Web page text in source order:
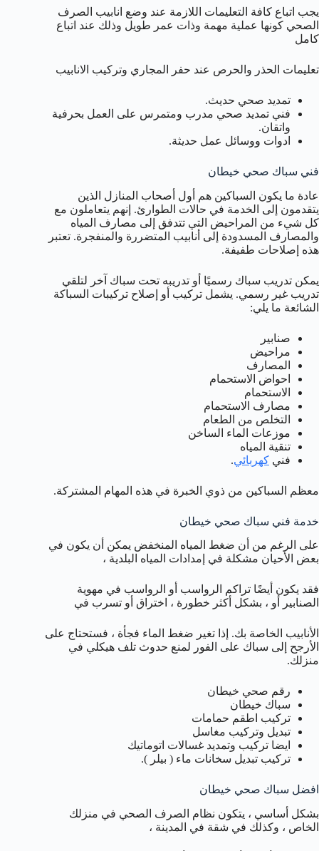
يجب اتباع كافة التعليمات اللازمة عند وضع انابيب الصرف
الصحي كونها عملية مهمة وذات عمر طويل وذلك عند اتباع
كامل
تعليمات الحذر والحرص عند حفر المجاري وتركيب الانابيب
تمديد صحي حديث.
فني تمديد صحي مدرب ومتمرس على العمل بحرفية
واتقان.
ادوات ووسائل عمل حديثة.
فني سباك صحي خيطان
عادة ما يكون السباكين هم أول أصحاب المنازل الذين
يتقدمون إلى الخدمة في حالات الطوارئ. إنهم يتعاملون مع
كل شيء من المراحيض التي تتدفق إلى مصارف المياه
والمصارف المسدودة إلى أنابيب المتضررة والمنفجرة. تعتبر
هذه إصلاحات طفيفة.
يمكن تدريب سباك رسميًا أو تدريبه تحت سباك آخر لتلقي
تدريب غير رسمي. يشمل تركيب أو إصلاح تركيبات السباكة
الشائعة ما يلي:
صنابير
مراحيض
المصارف
احواض الاستحمام
الاستحمام
مصارف الاستحمام
التخلص من الطعام
موزعات الماء الساخن
تنقية المياه
فني كهربائي.
معظم السباكين من ذوي الخبرة في هذه المهام المشتركة.
خدمة فني سباك صحي خيطان
على الرغم من أن ضغط المياه المنخفض يمكن أن يكون في
بعض الأحيان مشكلة في إمدادات المياه البلدية ،
فقد يكون أيضًا تراكم الرواسب أو الرواسب في مهوية
الصنابير أو ، بشكل أكثر خطورة ، اختراق أو تسرب في
الأنابيب الخاصة بك. إذا تغير ضغط الماء فجأة ، فستحتاج على
الأرجح إلى سباك على الفور لمنع حدوث تلف هيكلي في
منزلك.
رقم صحي خيطان
سباك خيطان
تركيب اطقم حمامات
تبديل وتركيب مغاسل
ايضا تركيب وتمديد غسالات اتوماتيك
تركيب تبديل سخانات ماء ( بيلر ).
افضل سباك صحي خيطان
بشكل أساسي ، يتكون نظام الصرف الصحي في منزلك
الخاص ، وكذلك في شقة في المدينة ،